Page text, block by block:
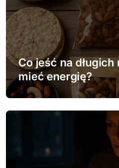
u
Co jeść na
mieć energię?